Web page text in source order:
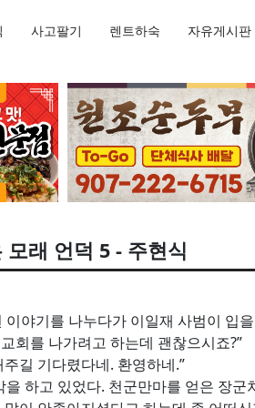
사고팔기 렌트하숙 자유게시판
래 언덕 5 - 주현식
야기를 나누다가 이일재 사범이 입
회를 나가려고 하는데 괜찮으시죠?”
길 기다렸다네. 환영하네.”
하고 있었다. 천군만마를 얻은 장